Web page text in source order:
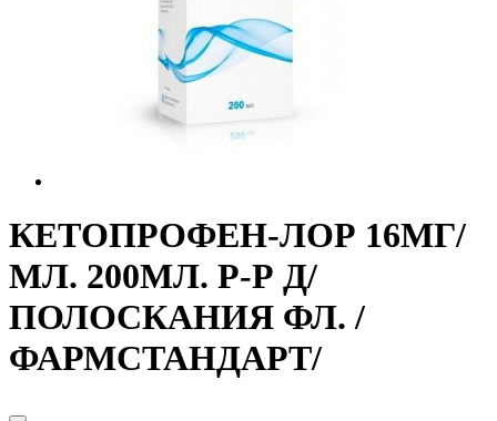
КЕТОПРОФЕН-ЛОР 16МГ/
МЛ. 200МЛ. Р-Р Д/
ПОЛОСКАНИЯ ФЛ. /
ФАРМСТАНДАРТ/